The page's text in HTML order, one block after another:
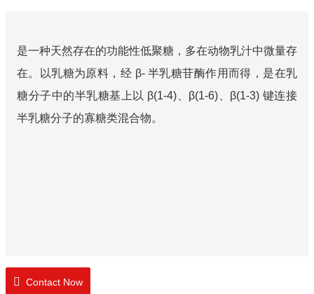
是一种天然存在的功能性低聚糖，多在动物乳汁中微量存
在。以乳糖为原料，经 β- 半乳糖苷酶作用而得，是在乳
糖分子中的半乳糖基上以 β(1-4)、β(1-6)、β(1-3) 键连接
半乳糖分子的寡糖类混合物。
Contact Now